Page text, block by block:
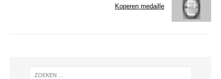
Koperen medaille